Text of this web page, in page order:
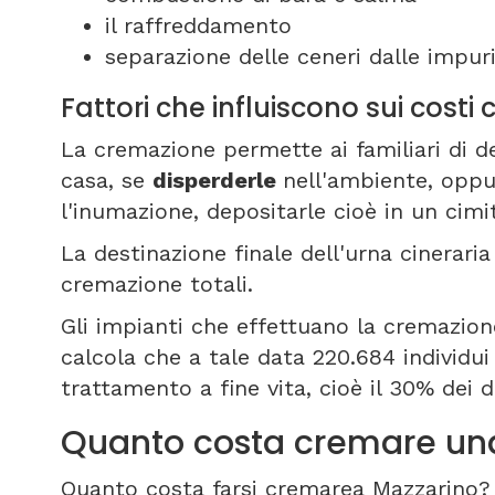
il raffreddamento
separazione delle ceneri dalle
Fattori che influiscono sui costi
La cremazione permette ai familiari di
casa, se disperderle nell'ambiente,
l'inumazione, depositarle cioè in un
La destinazione finale dell'urna
cremazione totali.
Gli impianti che effettuano la
calcola che a tale data 220.684
trattamento a fine vita, cioè il 30% dei
Quanto costa cremare
Quanto costa farsi cremarea